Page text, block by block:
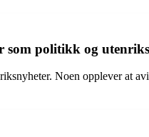
som politikk og
Noen opplever at